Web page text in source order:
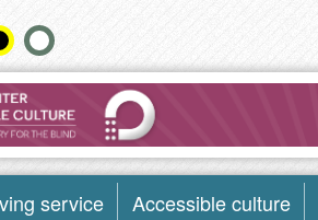
service Accessible culture